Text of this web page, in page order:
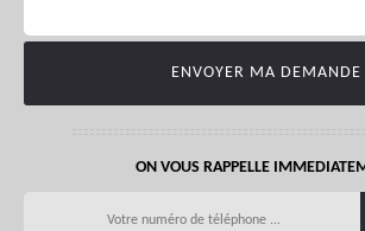
ON VOUS RAPPELLE